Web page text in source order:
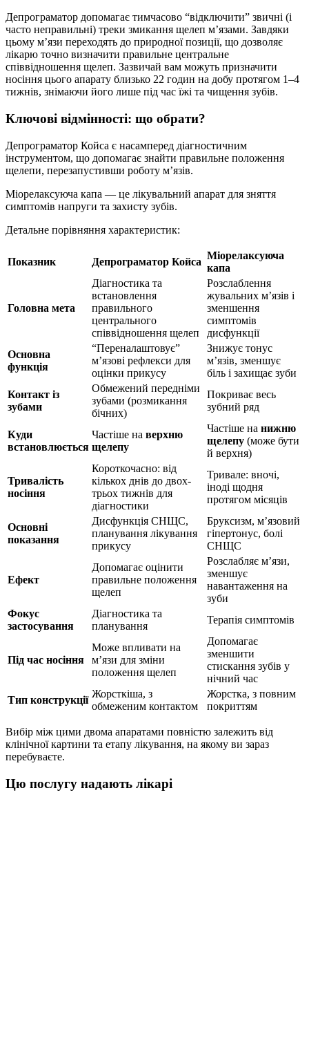
Депрограматор допомагає тимчасово “відключити” звичні (і
часто неправильні) треки змикання щелеп мʼязами. Завдяки
цьому м’язи переходять до природної позиції, що дозволяє
лікарю точно визначити правильне центральне
співвідношення щелеп. Зазвичай вам можуть призначити
носіння цього апарату близько 22 годин на добу протягом 1–4
тижнів, знімаючи його лише під час їжі та чищення зубів.
Ключові відмінності: що обрати?
Депрограматор Койса є насамперед діагностичним
інструментом, що допомагає знайти правильне положення
щелепи, перезапустивши роботу м’язів.
Міорелаксуюча капа — це лікувальний апарат для зняття
симптомів напруги та захисту зубів.
Детальне порівняння характеристик:
Показник Депрограматор Койса
Міорелаксуюча
капа
Головна мета
Діагностика та
встановлення
правильного
центрального
співвідношення щелеп
Розслаблення
жувальних м’язів і
зменшення
симптомів
дисфункції
Основна
функція
“Переналаштовує”
м’язові рефлекси для
оцінки прикусу
Знижує тонус
м’язів, зменшує
біль і захищає зуби
Контакт із
зубами
Обмежений передніми
зубами (розмикання
бічних)
Покриває весь
зубний ряд
Куди
встановлюється
Частіше на верхню
щелепу
Частіше на нижню
щелепу (може бути
й верхня)
Тривалість
носіння
Короткочасно: від
кількох днів до двох-
трьох тижнів для
діагностики
Тривале: вночі,
іноді щодня
протягом місяців
Основні
показання
Дисфункція СНЩС,
планування лікування
прикусу
Бруксизм, м’язовий
гіпертонус, болі
СНЩС
Ефект
Допомагає оцінити
правильне положення
щелеп
Розслабляє м’язи,
зменшує
навантаження на
зуби
Фокус
застосування
Діагностика та
планування
Терапія симптомів
Під час носіння
Може впливати на
м’язи для зміни
положення щелеп
Допомагає
зменшити
стискання зубів у
нічний час
Тип конструкції
Жорсткіша, з
обмеженим контактом
Жорстка, з повним
покриттям
Вибір між цими двома апаратами повністю залежить від
клінічної картини та етапу лікування, на якому ви зараз
перебуваєте.
Цю послугу надають лікарі